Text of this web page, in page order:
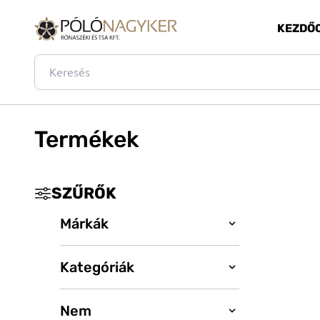
Termékek
SZŰRŐK
Márkák
_
B&C
BagBase
Kategóriák
Póló
Nem